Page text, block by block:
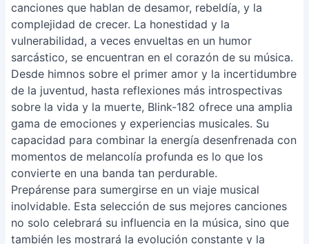
canciones que hablan de desamor, rebeldía, y la
complejidad de crecer. La honestidad y la
vulnerabilidad, a veces envueltas en un humor
sarcástico, se encuentran en el corazón de su música.
Desde himnos sobre el primer amor y la incertidumbre
de la juventud, hasta reflexiones más introspectivas
sobre la vida y la muerte, Blink-182 ofrece una amplia
gama de emociones y experiencias musicales. Su
capacidad para combinar la energía desenfrenada con
momentos de melancolía profunda es lo que los
convierte en una banda tan perdurable.
Prepárense para sumergirse en un viaje musical
inolvidable. Esta selección de sus mejores canciones
no solo celebrará su influencia en la música, sino que
también les mostrará la evolución constante y la